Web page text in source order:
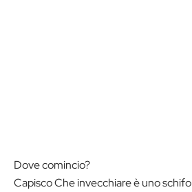
Dove comincio?
Capisco Che invecchiare è uno schifo